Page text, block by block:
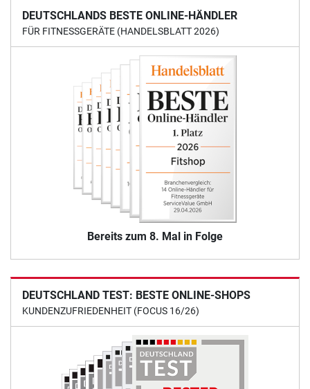
DEUTSCHLANDS BESTE ONLINE-HÄNDLER
FÜR FITNESSGERÄTE (HANDELSBLATT 2026)
Bereits zum 8. Mal in Folge
DEUTSCHLAND TEST: BESTE ONLINE-SHOPS
KUNDENZUFRIEDENHEIT (FOCUS 16/26)